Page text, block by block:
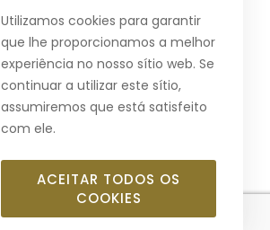
Utilizamos cookies para garantir
que lhe proporcionamos a melhor
experiência no nosso sítio web. Se
continuar a utilizar este sítio,
assumiremos que está satisfeito
com ele.
ACEITAR TODOS OS
COOKIES